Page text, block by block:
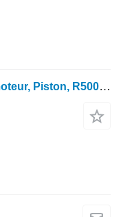
John Deere 6010, 6110 Bielle de moteur, Piston, R500335, Re5 RE507850 pour tracteur à roues John Deere 6010, 6110, 6210, 6310, 6410, 6510, 6610, 6810, 6910, 6405, 6505, 3200, 3400, 6205, 6505, 6020, 6120, 6220, 6320, 6420, 6520, 6620, 6820, 6920, 6215, 6515